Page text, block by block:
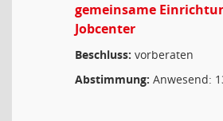
gemeinsame
Jobcenter
Beschluss: vorberaten
Abstimmung: Anwesend: